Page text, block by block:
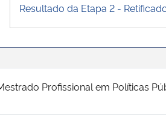
Resultado da Etapa 2 -
Profissional em Políticas